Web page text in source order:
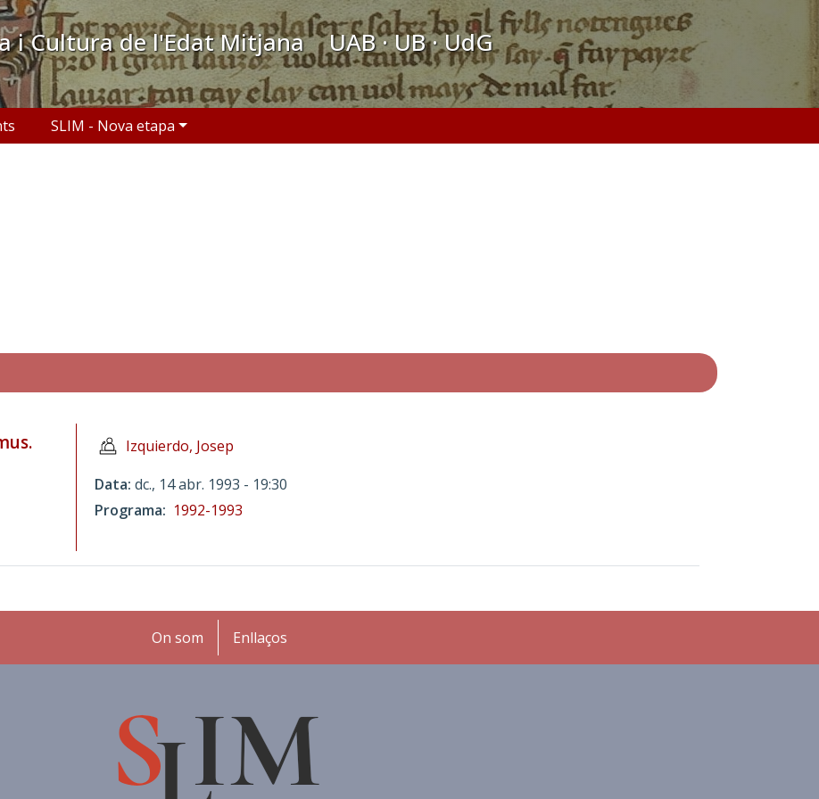
i Cultura de l'Edat Mitjana UAB · UB · UdG
SLIM - Nova etapa
Izquierdo, Josep
Data dc., 14 abr. 1993 - 19:30
Programa
1992-1993
Peu
On som Enllaços